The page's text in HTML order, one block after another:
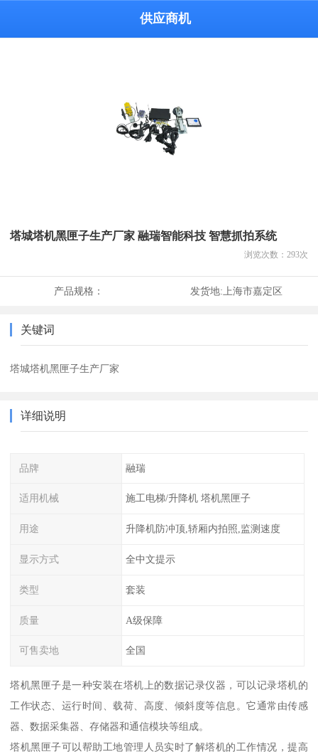
供应商机
塔城塔机黑匣子生产厂家 融瑞智能科技 智慧抓拍系统
浏览次数： 293次
产品规格： 发货地:上海市嘉定区
关键词
塔城塔机黑匣子生产厂家
详细说明
品牌 融瑞
适用机械 施工电梯/升降机 塔机黑匣子
用途 升降机防冲顶,轿厢内拍照,监测速度
显示方式 全中文提示
类型 套装
质量 A级保障
可售卖地 全国
塔机黑匣子是一种安装在塔机上的数据记录仪器，可以记录塔机的
工作状态、运行时间、载荷、高度、倾斜度等信息。它通常由传感
器、数据采集器、存储器和通信模块等组成。
塔机黑匣子可以帮助工地管理人员实时了解塔机的工作情况，提高